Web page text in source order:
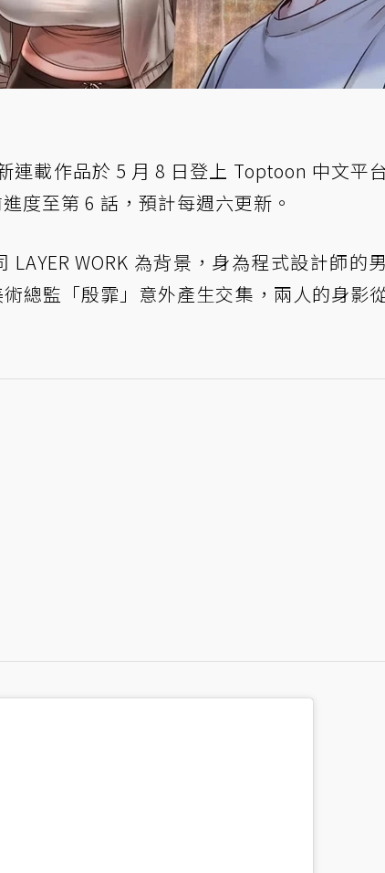
連載作品於 5 月 8 日登上 Toptoon 中文平
度至第 6 話，預計每週六更新。
LAYER WORK 為背景，身為程式設計師的
總監「殷霏」意外產生交集，兩人的身影